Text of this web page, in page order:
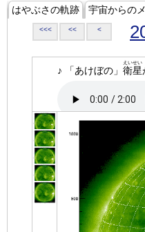
はやぶさの軌跡 宇宙からの
<<< << <
♪ 「あけぼの」 衛星
えいせい